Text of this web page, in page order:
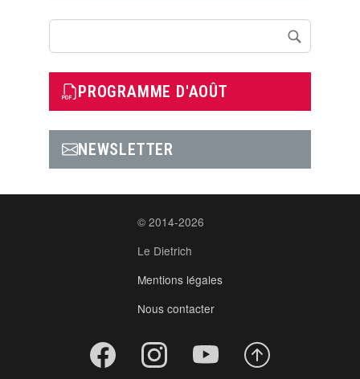
PROGRAMME D'AOÛT
NEWSLETTER
© 2014-2026
Le Dietrich
Mentions légales
Nous contacter